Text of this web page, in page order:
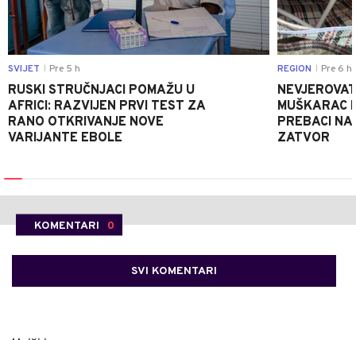
SVIJET Pre 5 h
RUSKI STRUČNJACI POMAŽU U
AFRICI: RAZVIJEN PRVI TEST ZA
RANO OTKRIVANJE NOVE
VARIJANTE EBOLE
REGION Pre 6 h
MUŠKARAC
PREBACI
ZATVOR
KOMENTARI 0
SVI KOMENTARI